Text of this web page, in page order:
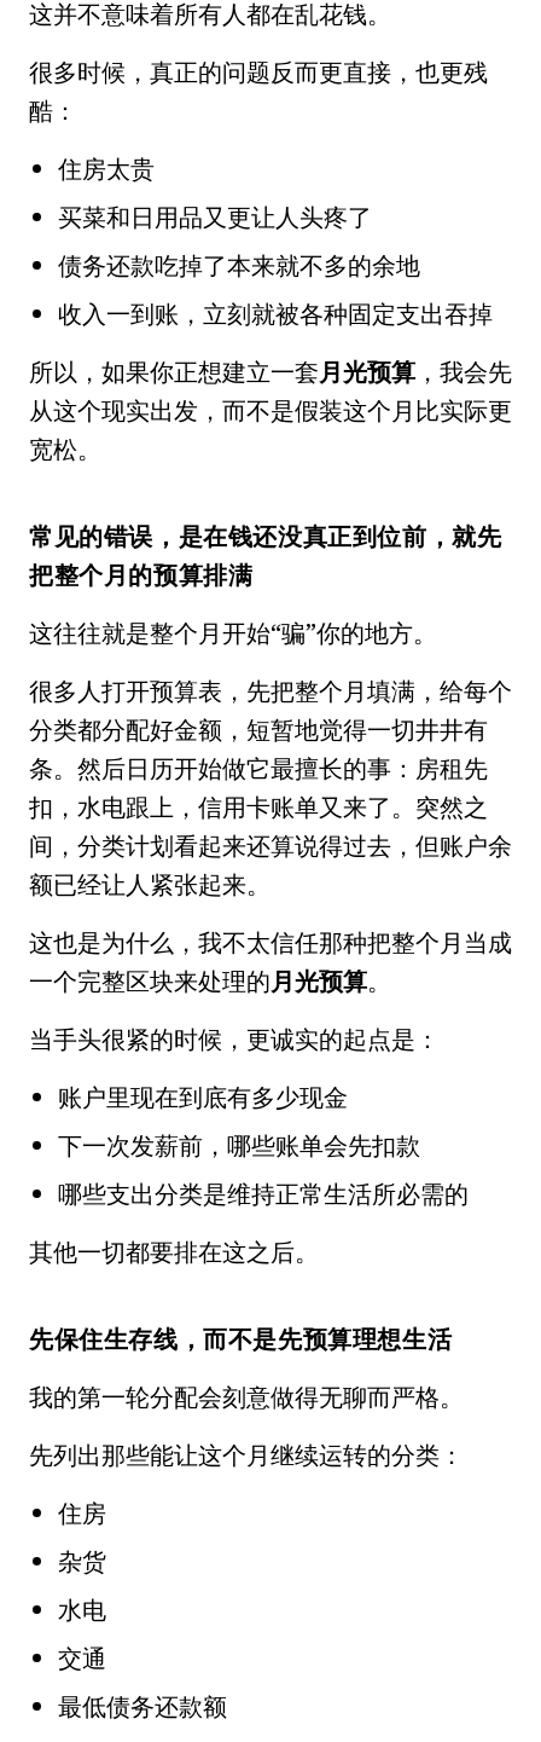
这并不意味着所有人都在乱花钱。
很多时候，真正的问题反而更直接，也更残
酷：
住房太贵
买菜和日用品又更让人头疼了
债务还款吃掉了本来就不多的余地
收入一到账，立刻就被各种固定支出吞掉
所以，如果你正想建立一套月光预算 ，我会先
从这个现实出发，而不是假装这个月比实际更
宽松。
常见的错误，是在钱还没真正到位前，就先
把整个月的预算排满
这往往就是整个月开始“骗”你的地方。
很多人打开预算表，先把整个月填满，给每个
分类都分配好金额，短暂地觉得一切井井有
条。然后日历开始做它最擅长的事：房租先
扣，水电跟上，信用卡账单又来了。突然之
间，分类计划看起来还算说得过去，但账户余
额已经让人紧张起来。
这也是为什么，我不太信任那种把整个月当成
一个完整区块来处理的月光预算。
当手头很紧的时候，更诚实的起点是：
账户里现在到底有多少现金
下一次发薪前，哪些账单会先扣款
哪些支出分类是维持正常生活所必需的
其他一切都要排在这之后。
先保住生存线，而不是先预算理想生活
我的第一轮分配会刻意做得无聊而严格。
先列出那些能让这个月继续运转的分类：
住房
杂货
水电
交通
最低债务还款额